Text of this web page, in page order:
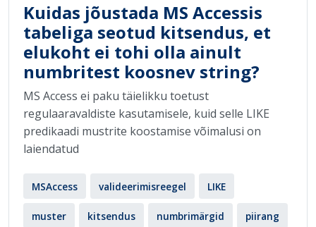
Kuidas jõustada MS Accessis
tabeliga seotud kitsendus, et
elukoht ei tohi olla ainult
numbritest koosnev string?
MS Access ei paku täielikku toetust
regulaaravaldiste kasutamisele, kuid selle LIKE
predikaadi mustrite koostamise võimalusi on
laiendatud
MSAccess valideerimisreegel LIKE
muster kitsendus numbrimärgid piirang